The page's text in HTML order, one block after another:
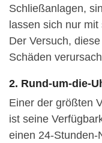
Schließanlagen,
lassen sich nur
Der Versuch,
Schäden
2. Rund-um-die-
Einer der größten
ist seine
einen 24-Stunden-